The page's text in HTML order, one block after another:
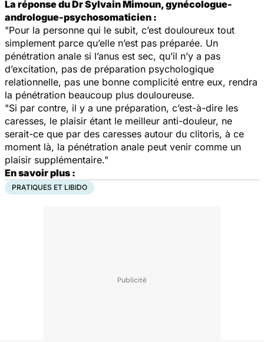
La réponse du Dr Sylvain Mimoun, gynécologue-
andrologue-psychosomaticien :
"Pour la personne qui le subit, c’est douloureux tout
simplement parce qu’elle n’est pas préparée. Un
pénétration anale si l’anus est sec, qu’il n’y a pas
d’excitation, pas de préparation psychologique
relationnelle, pas une bonne complicité entre eux, rendra
la pénétration beaucoup plus douloureuse.
"Si par contre, il y a une préparation, c’est-à-dire les
caresses, le plaisir étant le meilleur anti-douleur, ne
serait-ce que par des caresses autour du clitoris, à ce
moment là, la pénétration anale peut venir comme un
plaisir supplémentaire."
En savoir plus :
PRATIQUES ET LIBIDO